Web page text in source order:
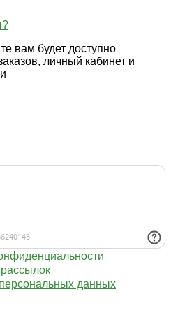
вам будет доступно
личный кабинет и
данных